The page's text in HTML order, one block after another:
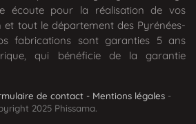
écoute pour la réalisation de vos
et tout le département des Pyrénées-
fabrications sont garanties 5 ans
qui bénéficie de la garantie
de contact - Mentions légales -
2025 Phissama.